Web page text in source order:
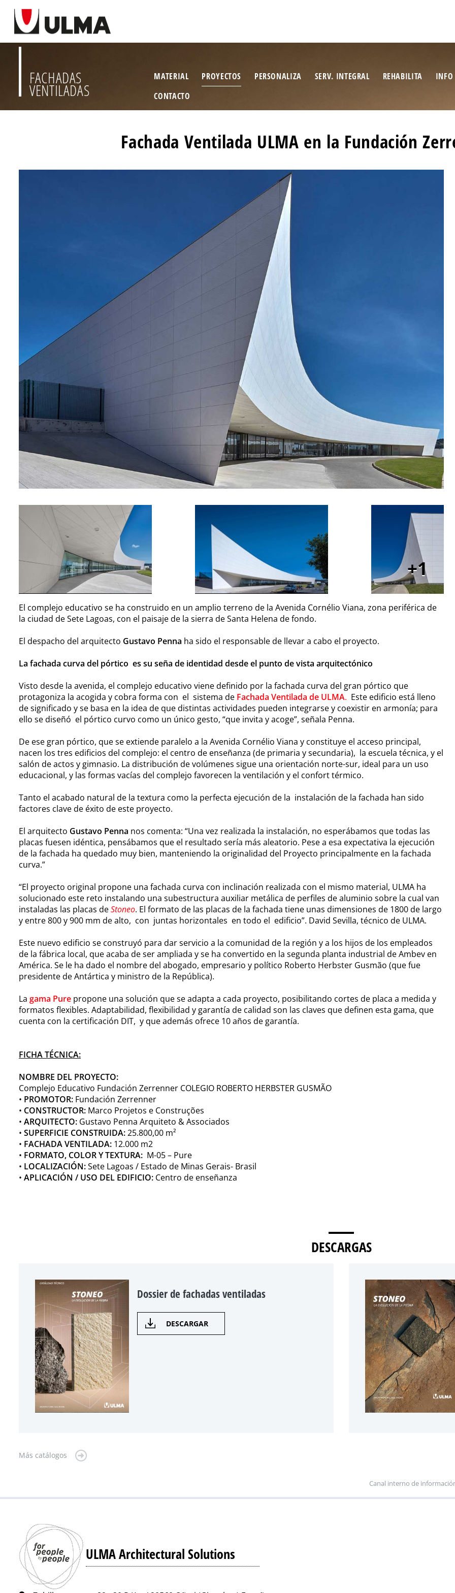
FACHADAS
VENTILADAS
MATERIAL PROYECTOS PERSONALIZA SERV. INTEGRAL REHABILITA INFO
CONTACTO
Fachada Ventilada ULMA en la Fundación
1
El complejo educativo se ha construido en un amplio terreno de la Avenida Cornélio Viana, zona periférica de
la ciudad de Sete Lagoas, con el paisaje de la sierra de Santa Helena de fondo.
El despacho del arquitecto Gustavo Penna ha sido el responsable de llevar a cabo el proyecto.
La fachada curva del pórtico es su seña de identidad desde el punto de vista arquitectónico
Visto desde la avenida, el complejo educativo viene definido por la fachada curva del gran pórtico que
protagoniza la acogida y cobra forma con el sistema de Fachada Ventilada de ULMA. Este edificio está lleno
de significado y se basa en la idea de que distintas actividades pueden integrarse y coexistir en armonía; para
ello se diseñó el pórtico curvo como un único gesto, “que invita y acoge”, señala Penna.
De ese gran pórtico, que se extiende paralelo a la Avenida Cornélio Viana y constituye el acceso principal,
nacen los tres edificios del complejo: el centro de enseñanza (de primaria y secundaria), la escuela técnica, y el
salón de actos y gimnasio. La distribución de volúmenes sigue una orientación norte-sur, ideal para un uso
educacional, y las formas vacías del complejo favorecen la ventilación y el confort térmico.
Tanto el acabado natural de la textura como la perfecta ejecución de la instalación de la fachada han sido
factores clave de éxito de este proyecto.
El arquitecto Gustavo Penna nos comenta: “Una vez realizada la instalación, no esperábamos que todas las
placas fuesen idéntica, pensábamos que el resultado sería más aleatorio. Pese a esa expectativa la ejecución
de la fachada ha quedado muy bien, manteniendo la originalidad del Proyecto principalmente en la fachada
curva.”
“El proyecto original propone una fachada curva con inclinación realizada con el mismo material, ULMA ha
solucionado este reto instalando una subestructura auxiliar metálica de perfiles de aluminio sobre la cual van
instaladas las placas deStoneo. El formato de las placas de la fachada tiene unas dimensiones de 1800 de largo
y entre 800 y 900 mm de alto, con juntas horizontales en todo el edificio”. David Sevilla, técnico de ULMA.
Este nuevo edificio se construyó para dar servicio a la comunidad de la región y a los hijos de los empleados
de la fábrica local, que acaba de ser ampliada y se ha convertido en la segunda planta industrial de Ambev en
América. Se le ha dado el nombre del abogado, empresario y político Roberto Herbster Gusmão (que fue
presidente de Antártica y ministro de la República).
La gama Pure propone una solución que se adapta a cada proyecto, posibilitando cortes de placa a medida y
formatos flexibles. Adaptabilidad, flexibilidad y garantía de calidad son las claves que definen esta gama, que
cuenta con la certificación DIT, y que además ofrece 10 años de garantía.
FICHA TÉCNICA:
NOMBRE DEL PROYECTO:
Complejo Educativo Fundación Zerrenner COLEGIO ROBERTO HERBSTER GUSMÃO
• PROMOTOR: Fundación Zerrenner
• CONSTRUCTOR: Marco Projetos e Construções
• ARQUITECTO: Gustavo Penna Arquiteto & Associados
• SUPERFICIE CONSTRUIDA:25.800,00 m²
• FACHADA VENTILADA: 12.000 m2
• FORMATO, COLOR Y TEXTURA: M-05 – Pure
• LOCALIZACIÓN:Sete Lagoas / Estado de Minas Gerais- Brasil
• APLICACIÓN / USO DEL EDIFICIO: Centro de enseñanza
DESCARGAS
Dossier de fachadas ventiladas
DESCARGAR
Más catálogos
Canal interno de
ULMA Architectural Solutions